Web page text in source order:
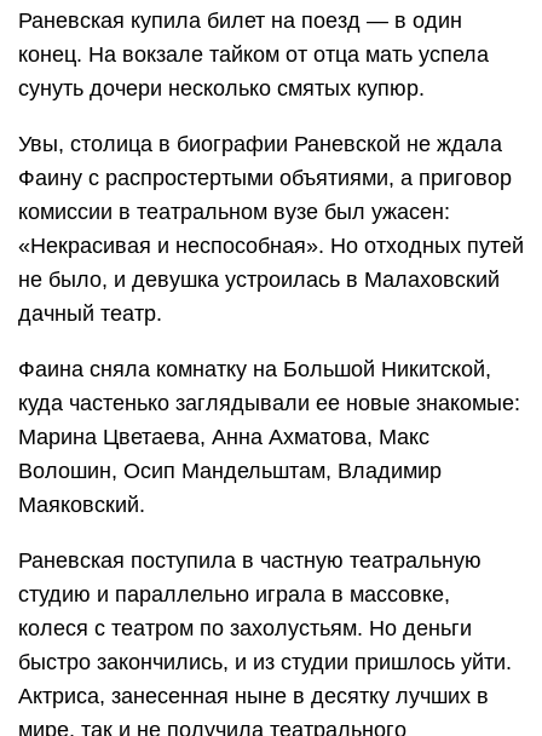
Раневская купила билет на поезд — в один
конец. На вокзале тайком от отца мать успела
сунуть дочери несколько смятых купюр.
Увы, столица в биографии Раневской не ждала
Фаину с распростертыми объятиями, а приговор
комиссии в театральном вузе был ужасен:
«Некрасивая и неспособная». Но отходных путей
не было, и девушка устроилась в Малаховский
дачный театр.
Фаина сняла комнатку на Большой Никитской,
куда частенько заглядывали ее новые знакомые:
Марина Цветаева, Анна Ахматова, Макс
Волошин, Осип Мандельштам, Владимир
Маяковский.
Раневская поступила в частную театральную
студию и параллельно играла в массовке,
колеся с театром по захолустьям. Но деньги
быстро закончились, и из студии пришлось уйти.
Актриса, занесенная ныне в десятку лучших в
мире, так и не получила театрального